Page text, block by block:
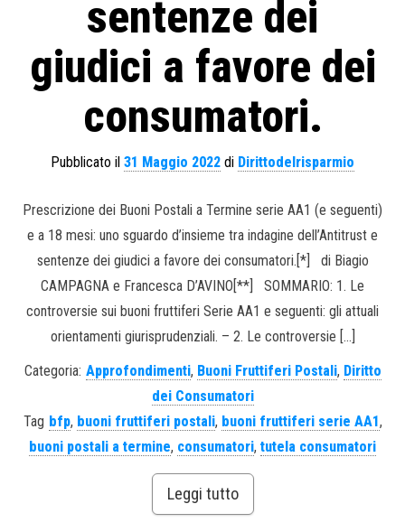
sentenze dei
giudici a favore dei
consumatori.
Pubblicato il 31 Maggio 2022 di Dirittodelrisparmio
Prescrizione dei Buoni Postali a Termine serie AA1 (e seguenti)
e a 18 mesi: uno sguardo d’insieme tra indagine dell’Antitrust e
sentenze dei giudici a favore dei consumatori.[*] di Biagio
CAMPAGNA e Francesca D’AVINO[**] SOMMARIO: 1. Le
controversie sui buoni fruttiferi Serie AA1 e seguenti: gli attuali
orientamenti giurisprudenziali. – 2. Le controversie […]
Categoria: Approfondimenti, Buoni Fruttiferi Postali, Diritto
dei Consumatori
Tag bfp, buoni fruttiferi postali, buoni fruttiferi serie AA1,
buoni postali a termine, consumatori, tutela consumatori
Leggi tutto